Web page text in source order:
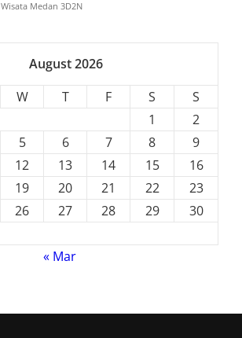
Wisata Medan 3D2N
August 2026
W T F S
S
1
2
5 6 7 8
9
12 13 14 15
16
19 20 21 22
23
26 27 28 29
30
« Mar